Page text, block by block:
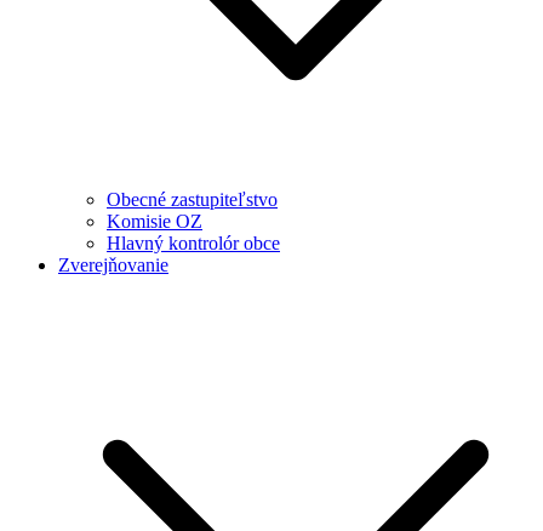
Obecné zastupiteľstvo
Komisie OZ
Hlavný kontrolór obce
Zverejňovanie